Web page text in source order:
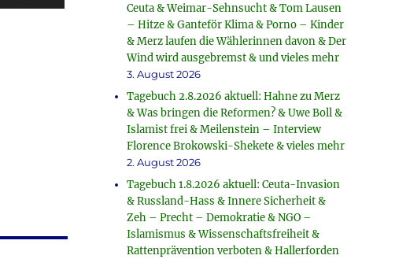
Ceuta & Weimar-Sehnsucht & Tom Lausen
– Hitze & Ganteför Klima & Porno – Kinder
& Merz laufen die Wählerinnen davon & Der
Wind wird ausgebremst & und vieles mehr
3. August 2026
Tagebuch 2.8.2026 aktuell: Hahne zu Merz
& Was bringen die Reformen? & Uwe Boll &
Islamist frei & Meilenstein – Interview
Florence Brokowski-Shekete & vieles mehr
2. August 2026
Tagebuch 1.8.2026 aktuell: Ceuta-Invasion
& Russland-Hass & Innere Sicherheit &
Zeh – Precht – Demokratie & NGO –
Islamismus & Wissenschaftsfreiheit &
Rattenprävention verboten & Hallerforden